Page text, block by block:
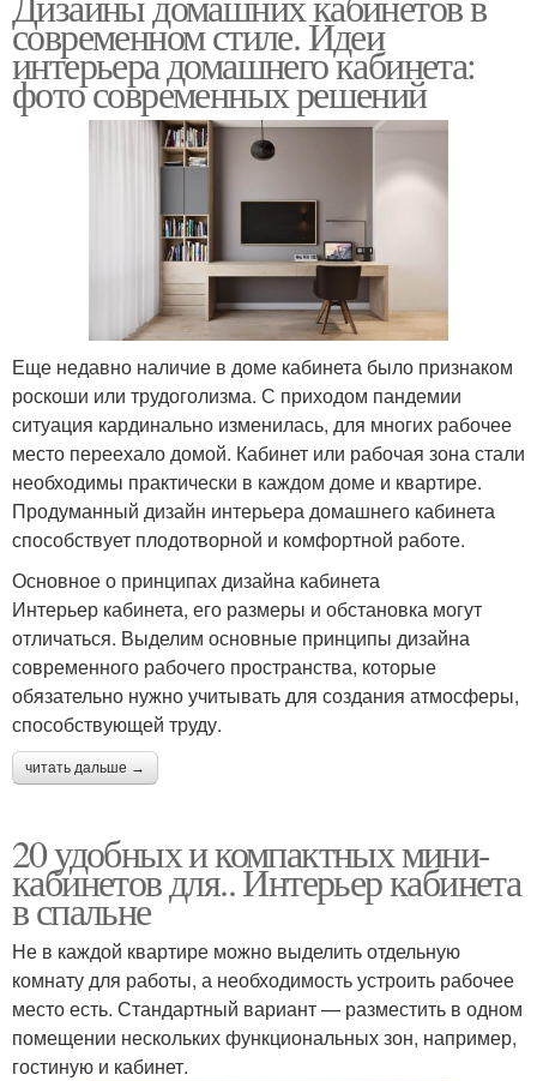
современном стиле. Идеи
интерьера домашнего кабинета:
фото современных решений
Еще недавно наличие в доме кабинета было признаком
роскоши или трудоголизма. С приходом пандемии
ситуация кардинально изменилась, для многих рабочее
место переехало домой. Кабинет или рабочая зона стали
необходимы практически в каждом доме и квартире.
Продуманный дизайн интерьера домашнего кабинета
способствует плодотворной и комфортной работе.
Основное о принципах дизайна кабинета
Интерьер кабинета, его размеры и обстановка могут
отличаться. Выделим основные принципы дизайна
современного рабочего пространства, которые
обязательно нужно учитывать для создания атмосферы,
способствующей труду.
читать дальше →
20 удобных и компактных мини-
кабинетов для.. Интерьер кабинета
в спальне
Не в каждой квартире можно выделить отдельную
комнату для работы, а необходимость устроить рабочее
место есть. Стандартный вариант — разместить в одном
помещении нескольких функциональных зон, например,
гостиную и кабинет.